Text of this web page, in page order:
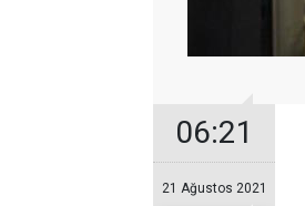
06:21
21 Ağustos 2021